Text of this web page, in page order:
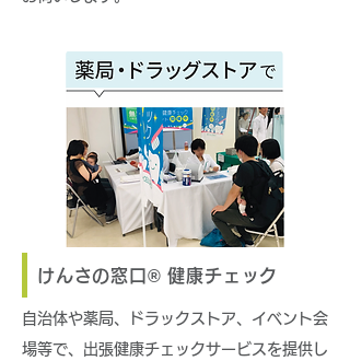
けんさの窓口®︎ 健康チェック
自治体や薬局、ドラックストア、イベント会
場等で、出張健康チェックサービスを提供し